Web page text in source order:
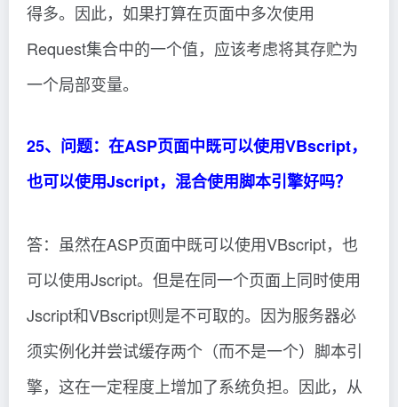
得多。因此，如果打算在页面中多次使用
Request集合中的一个值，应该考虑将其存贮为
一个局部变量。
25、问题：在ASP页面中既可以使用VBscript，
也可以使用Jscript，混合使用脚本引擎好吗？
答：虽然在ASP页面中既可以使用VBscript，也
可以使用Jscript。但是在同一个页面上同时使用
Jscript和VBscript则是不可取的。因为服务器必
须实例化并尝试缓存两个（而不是一个）脚本引
擎，这在一定程度上增加了系统负担。因此，从